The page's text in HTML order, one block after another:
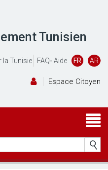
Tunisien
la Tunisie FAQ- Aide FR AR
Espace Citoyen